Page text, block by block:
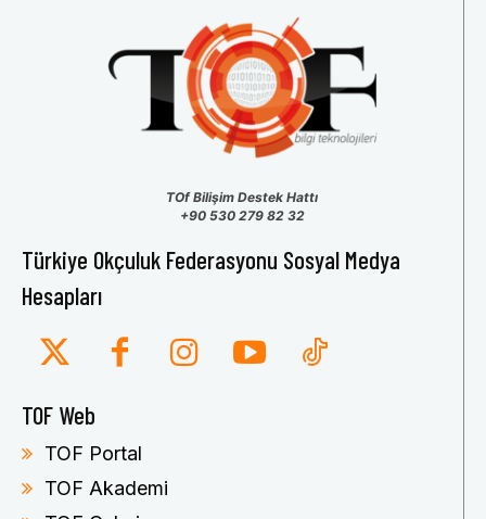
TOf Bilişim Destek Hattı
+90 530 279 82 32
Türkiye Okçuluk Federasyonu Sosyal Medya
Hesapları
TOF Web
TOF Portal
TOF Akademi